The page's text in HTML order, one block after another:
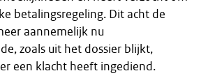
betalingsregeling. Dit acht de
aannemelijk nu
zoals uit het dossier blijkt,
een klacht heeft ingediend.